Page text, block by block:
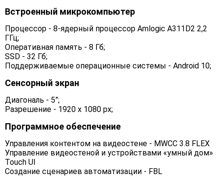
Встроенный микрокомпьютер
Процессор - 8-ядерный процессор Amlogic A311D2 2,2
ГГц;
Оперативная память - 8 Гб;
SSD - 32 Гб;
Поддерживаемые операционные системы - Android 10;
Cенсорный экран
Диагональ - 5”;
Разрешение - 1920 х 1080 px;
Программное обеспечение
Управления контентом на видеостене - MWCC 3.8 FLEX
Управление видеостеной и устройствами «умный дом»
Touch UI
Создание сценариев автоматизации - FBL